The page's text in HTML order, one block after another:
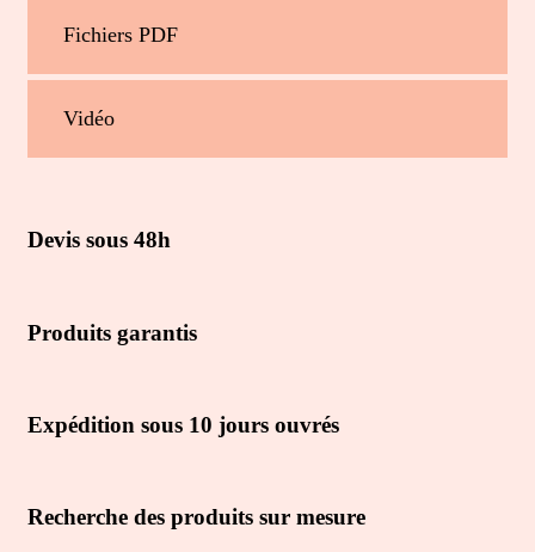
Fichiers PDF
Vidéo
Devis sous 48h
Produits garantis
Expédition sous 10 jours ouvrés
Recherche des produits sur mesure